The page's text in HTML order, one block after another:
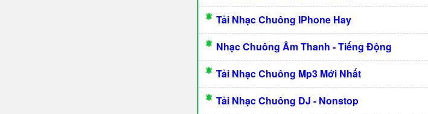
Tải Nhạc Chuông IPhone Hay
Nhạc Chuông Âm Thanh - Tiếng Động
Tải Nhạc Chuông Mp3 Mới Nhất
Tải Nhạc Chuông DJ - Nonstop